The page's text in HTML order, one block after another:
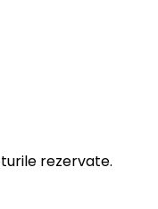
rezervate.